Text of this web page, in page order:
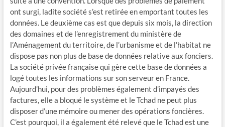
ont surgi, ladite société s’est retirée en emportant toutes les
données. Le deuxième cas est que depuis six mois, la direction
des domaines et de l’enregistrement du ministère de
l’Aménagement du territoire, de l’urbanisme et de l’habitat ne
dispose pas non plus de base de données relative aux fonciers.
La société privée française qui gère cette base de données a
logé toutes les informations sur son serveur en France.
Aujourd’hui, pour des problèmes également d’impayés des
factures, elle a bloqué le système et le Tchad ne peut plus
disposer d’une mémoire ou mener des opérations foncières.
C’est pourquoi, il a également été relevé que le Tchad est une